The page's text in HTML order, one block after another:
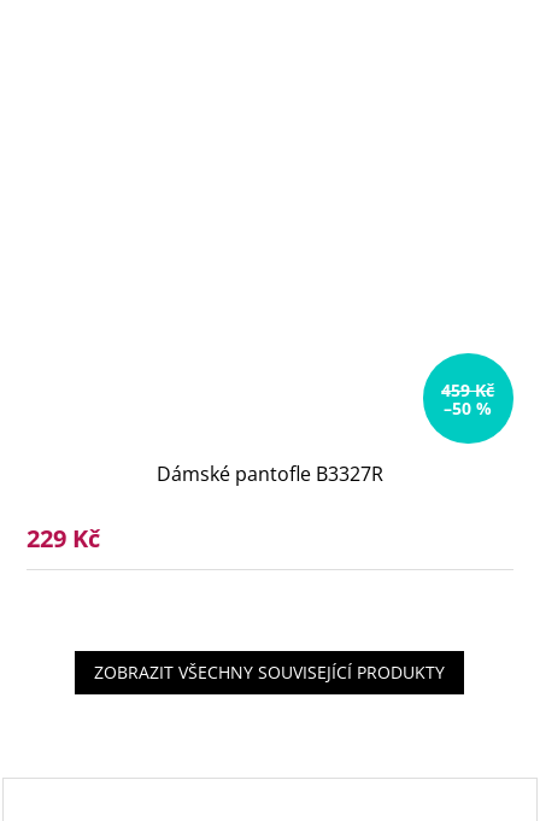
459 Kč
–50 %
Dámské pantofle B3327R
229 Kč
ZOBRAZIT VŠECHNY SOUVISEJÍCÍ PRODUKTY